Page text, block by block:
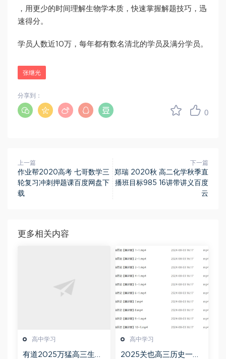
，用更少的时间理解生物学本质，快速掌握解题技巧，迅
速得分。
学员人数近10万，每年都有数名清北的学员及满分学员。
张继光
0
分享到：
上一篇
作业帮2020高考 七哥数学三
轮复习冲刺押题课百度网盘下
载
下一篇
郑瑞 2020秋 高二化学秋季直
播班目标985 16讲带讲义百度
云
更多相关内容
高中学习
有道2025万猛高三生物
高中学习
2025关也高三历史一轮